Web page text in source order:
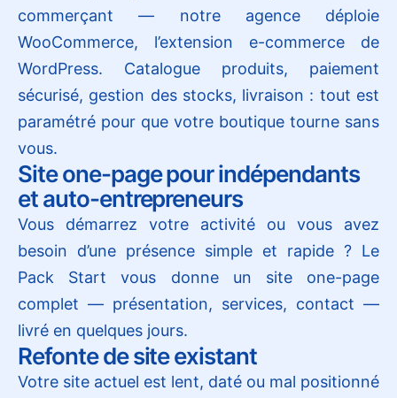
commerçant — notre agence déploie
WooCommerce, l’extension e-commerce de
WordPress. Catalogue produits, paiement
sécurisé, gestion des stocks, livraison : tout est
paramétré pour que votre boutique tourne sans
vous.
Site one-page pour indépendants
et auto-entrepreneurs
Vous démarrez votre activité ou vous avez
besoin d’une présence simple et rapide ? Le
Pack Start vous donne un site one-page
complet — présentation, services, contact —
livré en quelques jours.
Refonte de site existant
Votre site actuel est lent, daté ou mal positionné